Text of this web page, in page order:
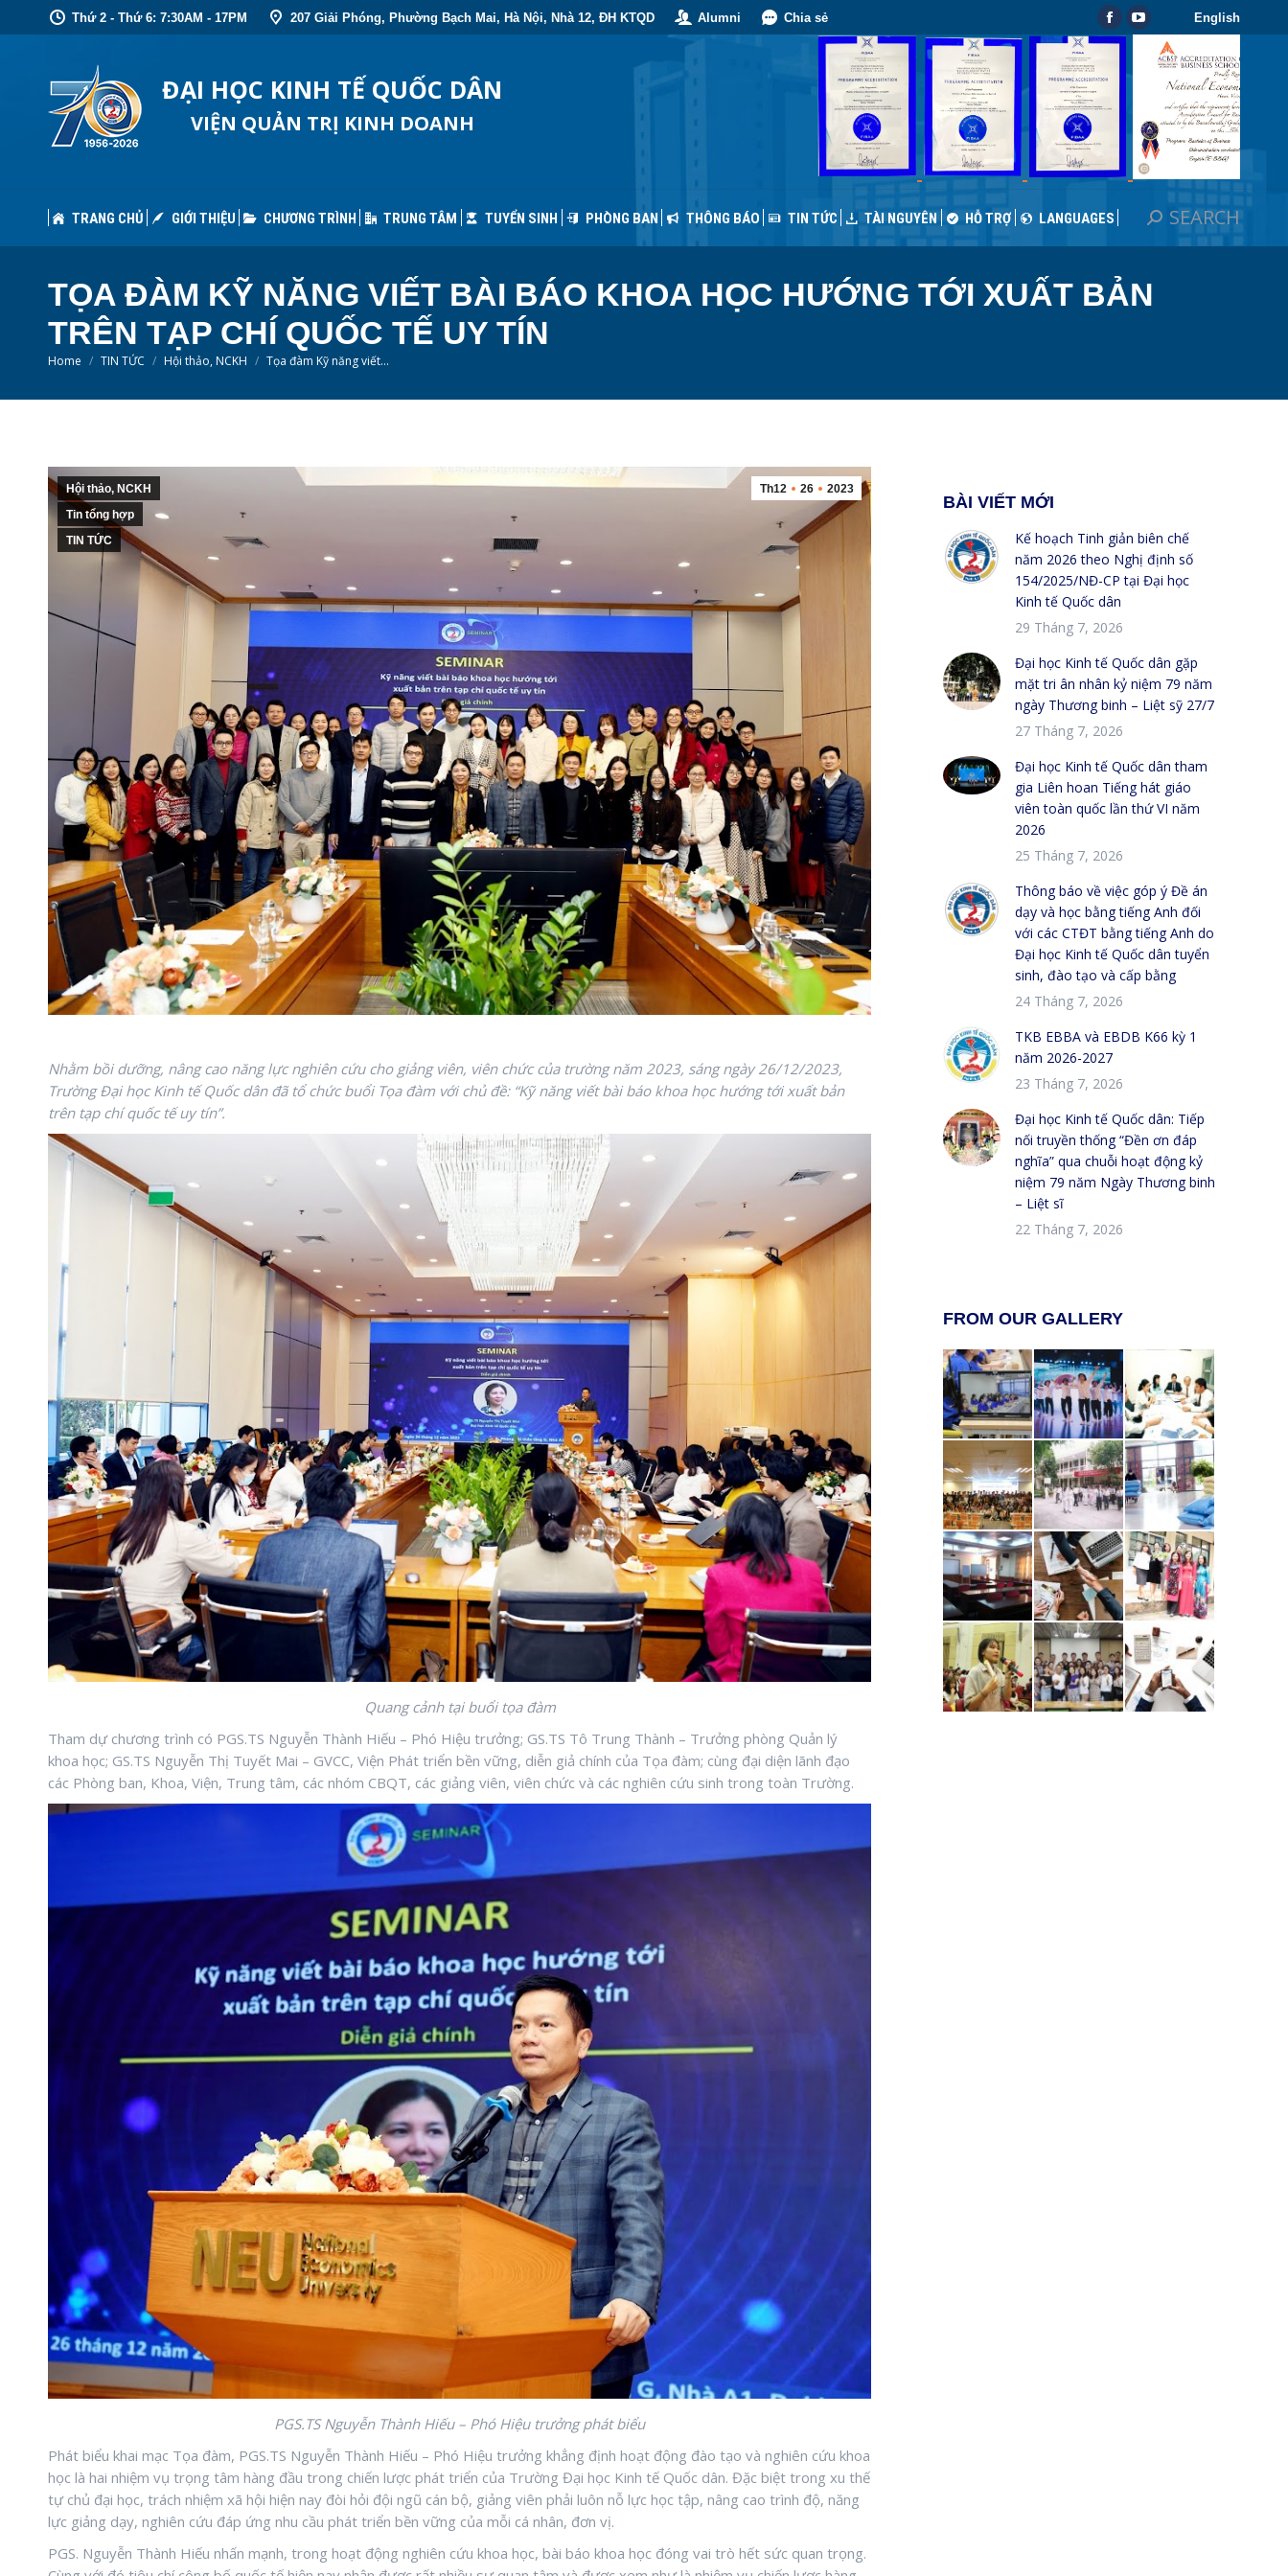
Thứ 2 - Thứ 6: 7:30AM - 17PM 207 Giải Phóng, Phường Bạch Mai, Hà Nội, Nhà 12, ĐH KTQD Alumni Chia sẻ
Facebook
opens
window
YouTube
page
opens
new
window
English
ĐẠI HỌC KINH TẾ QUỐC DÂN
VIỆN QUẢN TRỊ KINH DOANH
TRANG CHỦ GIỚI THIỆU CHƯƠNG TRÌNH TRUNG TÂM TUYỂN SINH PHÒNG BAN THÔNG BÁO TIN TỨC TÀI NGUYÊN HỖ TRỢ LANGUAGES Search:SEARCH
TỌA ĐÀM KỸ NĂNG VIẾT BÀI BÁO KHOA HỌC HƯỚNG TỚI XUẤT BẢN
TRÊN TẠP CHÍ QUỐC TẾ UY TÍN
You are here:
Home TIN TỨC Hội thảo, NCKH Tọa đàm Kỹ năng viết…
Th12 26 2023
Hội thảo, NCKH
Tin tổng hợp
TIN TỨC
Nhằm bồi dưỡng, nâng cao năng lực nghiên cứu cho giảng viên, viên chức của trường năm 2023, sáng ngày 26/12/2023,
Trường Đại học Kinh tế Quốc dân đã tổ chức buổi Tọa đàm với chủ đề: “Kỹ năng viết bài báo khoa học hướng tới xuất bản
trên tạp chí quốc tế uy tín”.
Quang cảnh tại buổi tọa đàm
Tham dự chương trình có PGS.TS Nguyễn Thành Hiếu – Phó Hiệu trưởng; GS.TS Tô Trung Thành – Trưởng phòng Quản lý
khoa học; GS.TS Nguyễn Thị Tuyết Mai – GVCC, Viện Phát triển bền vững, diễn giả chính của Tọa đàm; cùng đại diện lãnh đạo
các Phòng ban, Khoa, Viện, Trung tâm, các nhóm CBQT, các giảng viên, viên chức và các nghiên cứu sinh trong toàn Trường.
PGS.TS Nguyễn Thành Hiếu – Phó Hiệu trưởng phát biểu
Phát biểu khai mạc Tọa đàm, PGS.TS Nguyễn Thành Hiếu – Phó Hiệu trưởng khẳng định hoạt động đào tạo và nghiên cứu khoa
học là hai nhiệm vụ trọng tâm hàng đầu trong chiến lược phát triển của Trường Đại học Kinh tế Quốc dân. Đặc biệt trong xu thế
tự chủ đại học, trách nhiệm xã hội hiện nay đòi hỏi đội ngũ cán bộ, giảng viên phải luôn nỗ lực học tập, nâng cao trình độ, năng
lực giảng dạy, nghiên cứu đáp ứng nhu cầu phát triển bền vững của mỗi cá nhân, đơn vị.
PGS. Nguyễn Thành Hiếu nhấn mạnh, trong hoạt động nghiên cứu khoa học, bài báo khoa học đóng vai trò hết sức quan trọng.
BÀI VIẾT MỚI
Kế hoạch Tinh giản biên chế
năm 2026 theo Nghị định số
154/2025/NĐ-CP tại Đại học
Kinh tế Quốc dân
29 Tháng 7, 2026
Đại học Kinh tế Quốc dân gặp
mặt tri ân nhân kỷ niệm 79 năm
ngày Thương binh – Liệt sỹ 27/7
27 Tháng 7, 2026
Đại học Kinh tế Quốc dân tham
gia Liên hoan Tiếng hát giáo
viên toàn quốc lần thứ VI năm
2026
25 Tháng 7, 2026
Thông báo về việc góp ý Đề án
dạy và học bằng tiếng Anh đối
với các CTĐT bằng tiếng Anh do
Đại học Kinh tế Quốc dân tuyển
sinh, đào tạo và cấp bằng
24 Tháng 7, 2026
TKB EBBA và EBDB K66 kỳ 1
năm 2026-2027
23 Tháng 7, 2026
Đại học Kinh tế Quốc dân: Tiếp
nối truyền thống “Đền ơn đáp
nghĩa” qua chuỗi hoạt động kỷ
niệm 79 năm Ngày Thương binh
– Liệt sĩ
22 Tháng 7, 2026
FROM OUR GALLERY
CHƯƠNG TRÌNH TRUNG TÂM TUYỂN SINH PHÒNG BAN THÔNG BÁO LANGUAGES Search:
SEARCH